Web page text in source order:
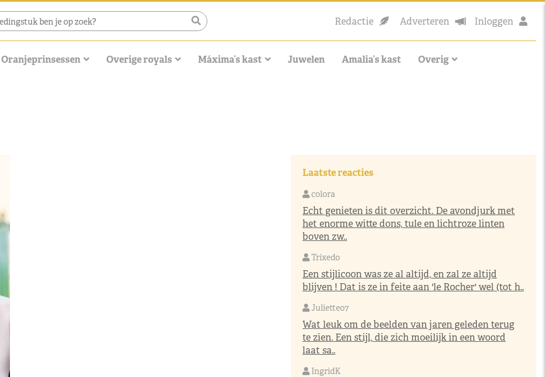
Redactie Adverteren Inloggen
Oranjeprinsessen Overige royals Máxima’s kast Juwelen Amalia’s kast Overig
Laatste reacties
colora
Echt genieten is dit overzicht. De avondjurk met
het enorme witte dons, tule en lichtroze linten
boven zw..
Trixedo
Een stijlicoon was ze al altijd, en zal ze altijd
blijven ! Dat is ze in feite aan 'le Rocher' wel (tot h..
Juliette07
Wat leuk om de beelden van jaren geleden terug
te zien. Een stijl, die zich moeilijk in een woord
laat sa..
IngridK